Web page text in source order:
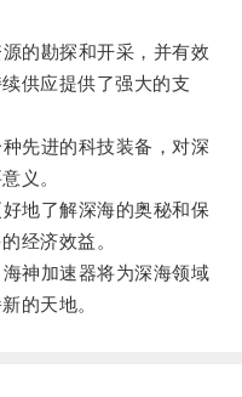
的勘探和开采，并有效
供应提供了强大的支
先进的科技装备，对深
义。
地了解深海的奥秘和保
经济效益。
神加速器将为深海领域
的天地。